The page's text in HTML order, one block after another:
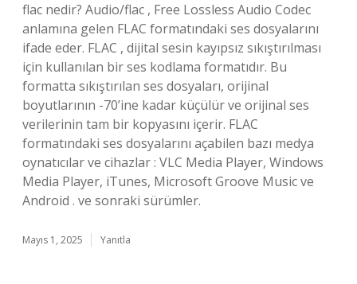
flac nedir? Audio/flac , Free Lossless Audio Codec
anlamına gelen FLAC formatındaki ses dosyalarını
ifade eder. FLAC , dijital sesin kayıpsız sıkıştırılması
için kullanılan bir ses kodlama formatıdır. Bu
formatta sıkıştırılan ses dosyaları, orijinal
boyutlarının -70’ine kadar küçülür ve orijinal ses
verilerinin tam bir kopyasını içerir. FLAC
formatındaki ses dosyalarını açabilen bazı medya
oynatıcılar ve cihazlar : VLC Media Player, Windows
Media Player, iTunes, Microsoft Groove Music ve
Android . ve sonraki sürümler.
Mayıs 1, 2025 Yanıtla